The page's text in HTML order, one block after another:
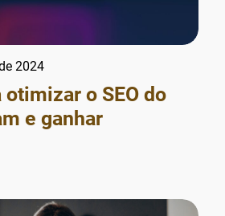
2024
otimizar o SEO do
e ganhar